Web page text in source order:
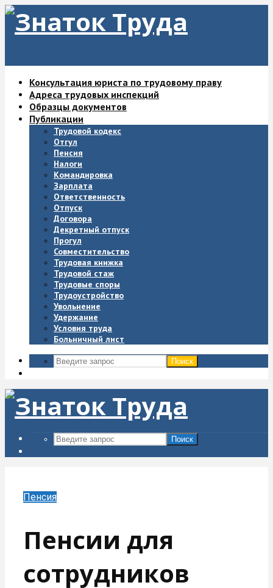
Консультация юриста по трудовому праву
Адреса трудовых инспекций
Образцы документов
Публикации
Трудовой кодекс
Отгул
Пенсия
Налоги
Командировка
Зарплата
Ответственность
Отпуск
Договора
Декретный отпуск
Прогул
Совместительство
Трудовая книжка
Трудовой стаж
Трудовые споры
Трудоустройство
Увольнение
Удержание
Условия труда
Больничный лист
Поиск
Поиск
Пенсия
Пенсии для
сотрудников